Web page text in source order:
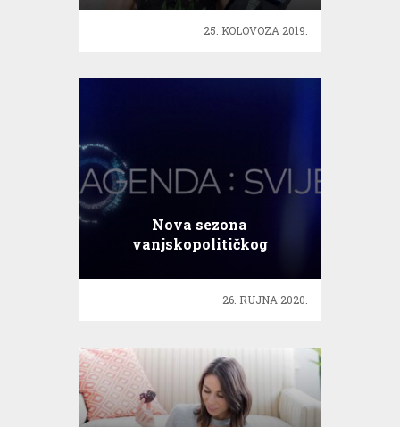
25. KOLOVOZA 2019.
Nova sezona
vanjskopolitičkog
26. RUJNA 2020.